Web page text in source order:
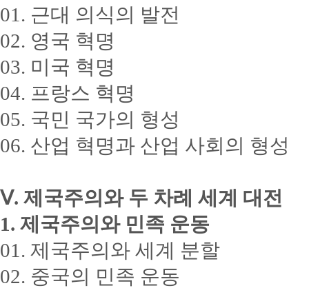
01. 근대 의식의 발전
02. 영국 혁명
03. 미국 혁명
04. 프랑스 혁명
05. 국민 국가의 형성
06. 산업 혁명과 산업 사회의 형성
Ⅴ. 제국주의와 두 차례 세계 대전
1. 제국주의와 민족 운동
01. 제국주의와 세계 분할
02. 중국의 민족 운동